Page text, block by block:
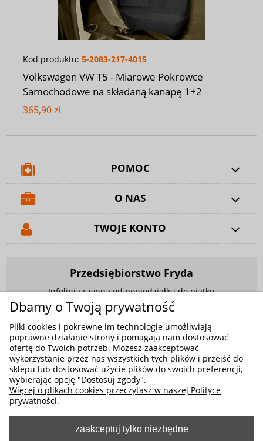
Kod produktu: 5-2083-217-4015
Volkswagen VW T5 - Miarowe Pokrowce
Samochodowe na składaną kanapę 1+2
365,90 zł
POMOC
O NAS
TWOJE KONTO
Przedsiębiorstwo Fryda
Infolinia czynna od poniedziałku do piątku
w godzinach 9.00 - 17.00
881 703 704
E-mail:sklep@fryda.com.pl
Sklepy stacjonarne:
ul. Składowa 26, 34-400 Nowy Targ
ul. Żywiecka 91, 43-300 Bielsko-Biała
Dbamy o Twoją prywatność
Pliki cookies i pokrewne im technologie umożliwiają
poprawne działanie strony i pomagają nam dostosować
ofertę do Twoich potrzeb. Możesz zaakceptować
wykorzystanie przez nas wszystkich tych plików i przejść do
sklepu lub dostosować użycie plików do swoich preferencji,
wybierając opcję "Dostosuj zgody".
Więcej o plikach cookies przeczytasz w naszej Polityce
prywatności.
zaakceptuj tylko niezbędne